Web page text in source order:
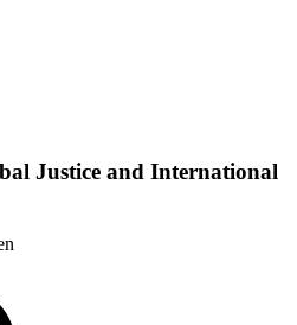
Justice and International